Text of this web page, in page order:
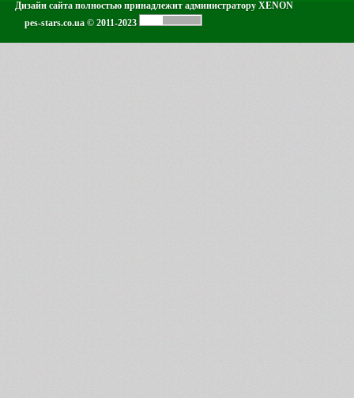
Дизайн сайта полностью принадлежит администратору XENON
pes-stars.co.ua © 2011-2023